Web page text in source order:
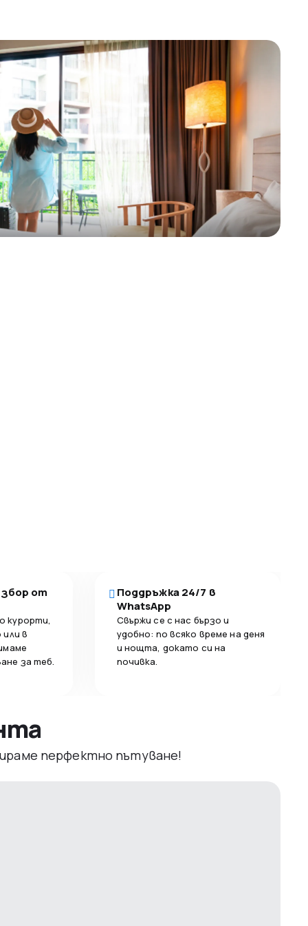
от
курорти,
в
за теб.
Поддръжка 24/7 в
WhatsApp
Свържи се с нас бързо и
удобно: по всяко време на деня
и нощта, докато си на
почивка.
перфектно пътуване!